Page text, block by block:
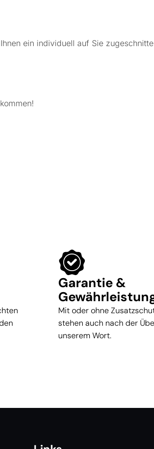
ein individuell auf Sie
Garantie &
Mit oder ohne
stehen auch nach der
unserem Wort.